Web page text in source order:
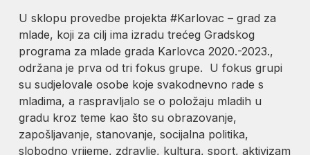
U sklopu provedbe projekta #Karlovac – grad za
mlade, koji za cilj ima izradu trećeg Gradskog
programa za mlade grada Karlovca 2020.-2023.,
održana je prva od tri fokus grupe. U fokus grupi
su sudjelovale osobe koje svakodnevno rade s
mladima, a raspravljalo se o položaju mladih u
gradu kroz teme kao što su obrazovanje,
zapošljavanje, stanovanje, socijalna politika,
slobodno vrijeme, zdravlje, kultura, sport, aktivizam